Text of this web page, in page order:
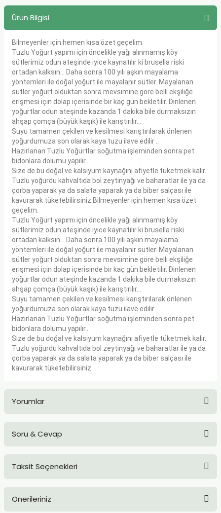
Ürün Bilgisi
Bilmeyenler için hemen kısa özet geçelim.
Tuzlu Yoğurt yapımı için öncelikle yağı alınmamış köy
sütlerimiz odun ateşinde iyice kaynatılır ki brusella riski
ortadan kalksın… Daha sonra 100 yılı aşkın mayalama
yöntemleri ile doğal yoğurt ile mayalanır sütler. Mayalanan
sütler yoğurt olduktan sonra mevsimine göre belli ekşiliğe
erişmesi için dolap içerisinde bir kaç gün bekletilir. Dinlenen
yoğurtlar odun ateşinde kazanda 1 dakika bile durmaksızın
ahşap çomça (büyük kaşık) ile karıştırılır…
Suyu tamamen çekilen ve kesilmesi karıştırılarak önlenen
yoğurdumuza son olarak kaya tuzu ilave edilir ..
Hazırlanan Tuzlu Yoğurtlar soğutma işleminden sonra pet
bidonlara dolumu yapılır..
Size de bu doğal ve kalsiyum kaynağını afiyetle tüketmek kalır.
Tuzlu yoğurdu kahvaltıda bol zeytinyağı ve baharatlar ile ya da
çorba yaparak ya da salata yaparak ya da biber salçası ile
kavurarak tüketebilirsiniz. Bilmeyenler için hemen kısa özet
geçelim.
Tuzlu Yoğurt yapımı için öncelikle yağı alınmamış köy
sütlerimiz odun ateşinde iyice kaynatılır ki brusella riski
ortadan kalksın… Daha sonra 100 yılı aşkın mayalama
yöntemleri ile doğal yoğurt ile mayalanır sütler. Mayalanan
sütler yoğurt olduktan sonra mevsimine göre belli ekşiliğe
erişmesi için dolap içerisinde bir kaç gün bekletilir. Dinlenen
yoğurtlar odun ateşinde kazanda 1 dakika bile durmaksızın
ahşap çomça (büyük kaşık) ile karıştırılır…
Suyu tamamen çekilen ve kesilmesi karıştırılarak önlenen
yoğurdumuza son olarak kaya tuzu ilave edilir ..
Hazırlanan Tuzlu Yoğurtlar soğutma işleminden sonra pet
bidonlara dolumu yapılır..
Size de bu doğal ve kalsiyum kaynağını afiyetle tüketmek kalır.
Tuzlu yoğurdu kahvaltıda bol zeytinyağı ve baharatlar ile ya da
çorba yaparak ya da salata yaparak ya da biber salçası ile
kavurarak tüketebilirsiniz.
Yorumlar
Soru & Cevap
Taksit Seçenekleri
Önerileriniz